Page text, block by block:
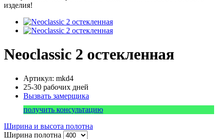
изделия!
Neoclassic 2 остекленная
Артикул: mkd4
25-30 рабочих дней
Вызвать замерщика
получить консультацию
Ширина и высота полотна
Ширина полотна